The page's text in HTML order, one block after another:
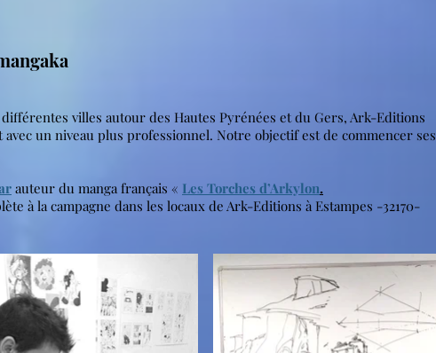
villes autour des Hautes Pyrénées et du Gers, Ark-Editions
un niveau plus professionnel. Notre objectif est de commencer ses
auteur du manga français « Les Torches d’Arkylon.
à la campagne dans les locaux de Ark-Editions à Estampes -32170-